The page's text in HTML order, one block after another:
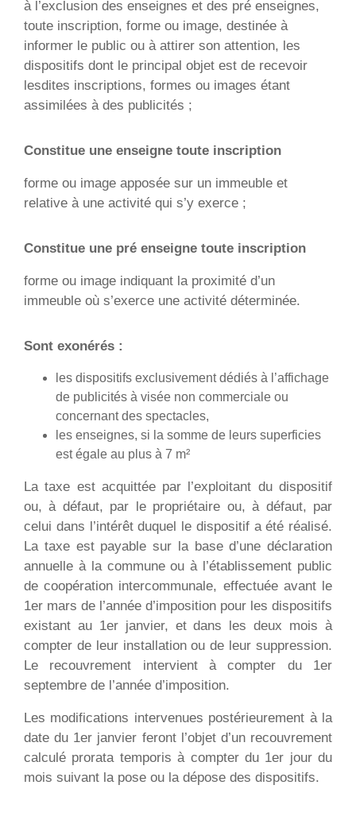
à l’exclusion des enseignes et des pré enseignes,
toute inscription, forme ou image, destinée à
informer le public ou à attirer son attention, les
dispositifs dont le principal objet est de recevoir
lesdites inscriptions, formes ou images étant
assimilées à des publicités ;
Constitue une enseigne toute inscription
forme ou image apposée sur un immeuble et
relative à une activité qui s’y exerce ;
Constitue une pré enseigne toute inscription
forme ou image indiquant la proximité d’un
immeuble où s’exerce une activité déterminée.
Sont exonérés :
les dispositifs exclusivement dédiés à l’affichage
de publicités à visée non commerciale ou
concernant des spectacles,
les enseignes, si la somme de leurs superficies
est égale au plus à 7 m²
La taxe est acquittée par l’exploitant du dispositif
ou, à défaut, par le propriétaire ou, à défaut, par
celui dans l’intérêt duquel le dispositif a été réalisé.
La taxe est payable sur la base d’une déclaration
annuelle à la commune ou à l’établissement public
de coopération intercommunale, effectuée avant le
1er mars de l’année d’imposition pour les dispositifs
existant au 1er janvier, et dans les deux mois à
compter de leur installation ou de leur suppression.
Le recouvrement intervient à compter du 1er
septembre de l’année d’imposition.
Les modifications intervenues postérieurement à la
date du 1er janvier feront l’objet d’un recouvrement
calculé prorata temporis à compter du 1er jour du
mois suivant la pose ou la dépose des dispositifs.